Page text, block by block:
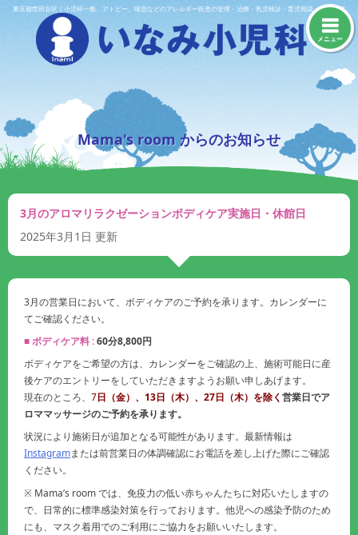
Skip東京都世田谷区｜小児科一般、アトピー、喘息などのアレルギー疾患の管理・治療・乳児検診・育児相談・予防接種
メニュー
Mama's room からのお知らせ
3月のアロマリラクゼーションボディケア実施日・休館日
2025年3月1日 更新
3月の営業日において、ボディケアのご予約を承ります。カレンダーに
てご確認ください。
■ ボディケア料 :60分8,800円
ボディケアをご希望の方は、カレンダーをご確認の上、施術可能日に産
後ケアのエントリーをしていただきますようお願い申しあげます。
現在のところ、 7日（金）、13日（木）、27日（木）を除く営業日でア
ロママッサージのご予約を承ります。
状況により施術日が追加となる可能性があります。最新情報は
Instagramまたは前営業日の体調確認にお電話を差し上げた際にご確認
ください。
※ Mama’s room では、免疫力の低い赤ちゃんたちに対応いたしますの
で、日常的に標準感染対策を行っております。他児への感染予防のため
にも、マスク着用でのご利用にご協力をお願いいたします。